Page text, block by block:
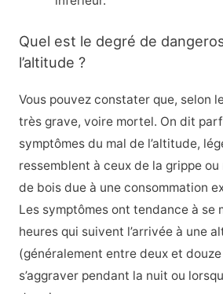
Quel est le degré de
l’altitude ?
Vous pouvez constater que, selon
très grave, voire mortel. On dit
symptômes du mal de l’altitude,
ressemblent à ceux de la grippe ou
de bois due à une consommation
Les symptômes ont tendance à se
heures qui suivent l’arrivée à une
(généralement entre deux et
s’aggraver pendant la nuit ou